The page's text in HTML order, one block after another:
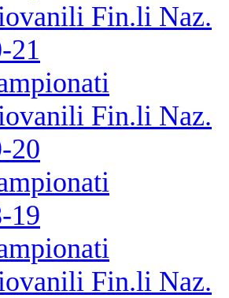
Fin.li Naz.
21
Fin.li Naz.
20
19
Fin.li Naz.